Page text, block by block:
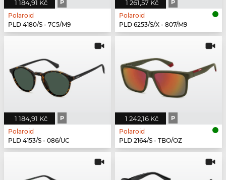
1 184,91 Kč P
Polaroid
PLD 4180/S - 7C5/M9
1 261,57 Kč P
Polaroid
PLD 6253/S/X - 807/M9
1 184,91 Kč P
Polaroid
PLD 4153/S - 086/UC
1 242,16 Kč P
Polaroid
PLD 2164/S - TBO/OZ